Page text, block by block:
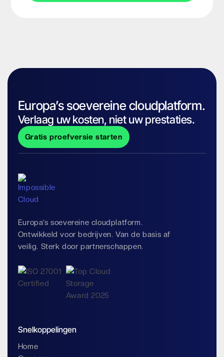
Europa’s soevereine cloudplatform.
Verlaag uw kosten, niet uw prestaties.
Gratis proefversie starten
Europa’s soevereine cloudplatform.
Ontwikkeld voor bedrijven. Van de basis af
veilig. Sterk door partnerschappen.
Snelkoppelingen
Home